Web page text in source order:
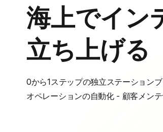
海上でイン
立ち上げる
0から1ステップの独立ステーション
オペレーションの自動化 - 顧客メン